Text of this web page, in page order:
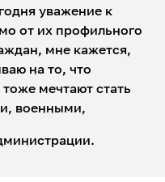
уважение к
от их профильного
мне кажется,
на то, что
мечтают стать
военными,